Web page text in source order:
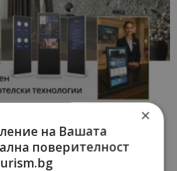
×
на Вашата
поверителност